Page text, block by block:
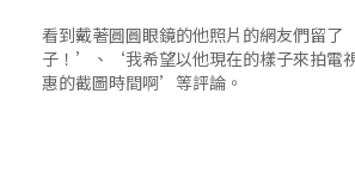
看到戴著圓圓眼鏡的他照片的網友們留了
子！’、‘我希望以他現在的樣子來拍
惠的截圖時間啊’等評論。